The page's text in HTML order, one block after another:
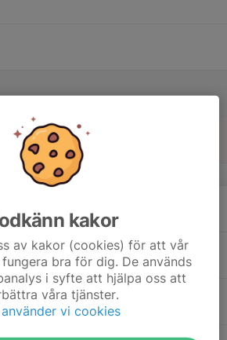
v.34
kakor
av kakor (cookies) för att vår
bra för dig. De används
i syfte att hjälpa oss att
våra tjänster.
använder vi cookies